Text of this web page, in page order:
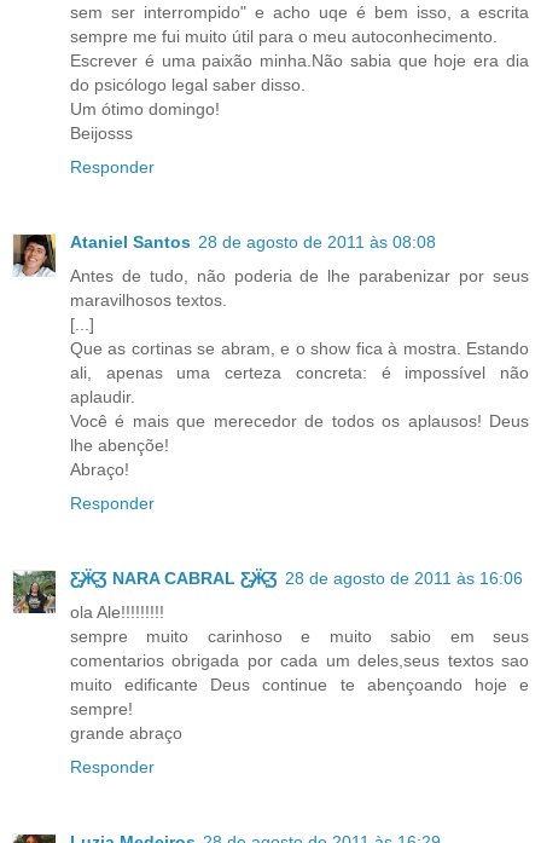
sem ser interrompido" e acho uqe é bem isso, a escrita
sempre me fui muito útil para o meu autoconhecimento.
Escrever é uma paixão minha.Não sabia que hoje era dia
do psicólogo legal saber disso.
Um ótimo domingo!
Beijosss
Responder
Ataniel Santos 28 de agosto de 2011 às 08:08
Antes de tudo, não poderia de lhe parabenizar por seus
maravilhosos textos.
[...]
Que as cortinas se abram, e o show fica à mostra. Estando
ali, apenas uma certeza concreta: é impossível não
aplaudir.
Você é mais que merecedor de todos os aplausos! Deus
lhe abençõe!
Abraço!
Responder
Ƹ̵̡Ӝ̵̨̄Ʒ NARA CABRAL Ƹ̵̡Ӝ̵̨̄Ʒ 28 de agosto de 2011 às 16:06
ola Ale!!!!!!!!!
sempre muito carinhoso e muito sabio em seus
comentarios obrigada por cada um deles,seus textos sao
muito edificante Deus continue te abençoando hoje e
sempre!
grande abraço
Responder